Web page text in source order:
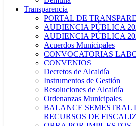
Transparencia
PORTAL DE
AUDIENCIA PÚBLICA
AUDIENCIA PÚBLICA
Acuerdos Municipales
CONVOCATORIAS
CONVENIOS
Decretos de Alcaldía
Instrumentos de Gestión
Resoluciones de Alcaldía
Ordenanzas Municipales
BALANCE SEMESTRAL
RECURSOS DE